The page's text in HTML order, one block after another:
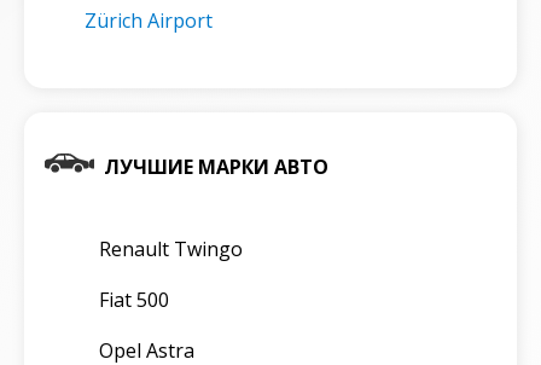
Zürich Airport
ЛУЧШИЕ МАРКИ АВТО
Renault Twingo
Fiat 500
Opel Astra